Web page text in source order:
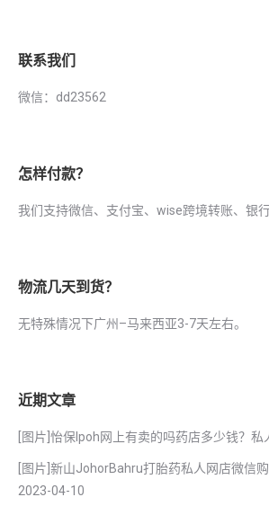
联系我们
微信：dd23562
怎样付款？
我们支持微信、支付宝、wise跨境转账、银行
物流几天到货？
无特殊情况下广州–马来西亚3-7天左右。
近期文章
[图片]怡保lpoh网上有卖的吗药店多少钱？私
[图片]新山JohorBahru打胎药私人网店微信
2023-04-10